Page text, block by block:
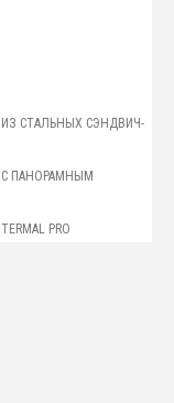
СТАЛЬНЫХ СЭНДВИЧ-
ПАНОРАМНЫМ
PRO